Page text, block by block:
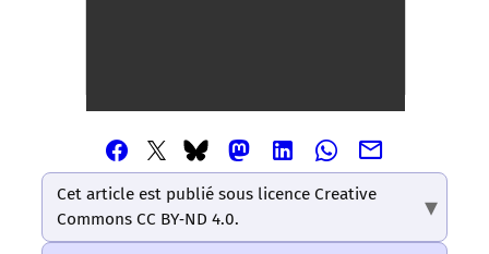
Partager
cet
article
via
Facebook
Partager
cet
article
via
Partager
cet
article
via
Partager
cet
article
via
Mastodon
Partager
cet
article
Linkedin
Partager
cet
article
Whatsapp
Partager
cet
article
Email
Cet article est publié sous licence Creative
Commons CC BY‑ND 4.0.